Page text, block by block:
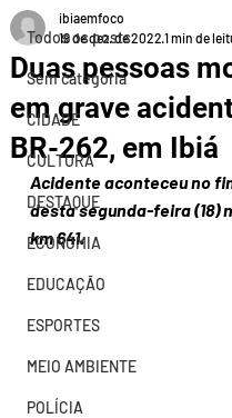
Todos os posts
Sem categoria
CIDADE
CULTURA
DESTAQUE
ECONOMIA
EDUCAÇÃO
ESPORTES
MEIO AMBIENTE
POLÍCIA
Duas pessoas
em grave
BR-262, em Ibiá
ibiaemfoco
19 de dez. de 2022 1 min de
Acidente aconteceu no
desta segunda-feira (18)
km 641.